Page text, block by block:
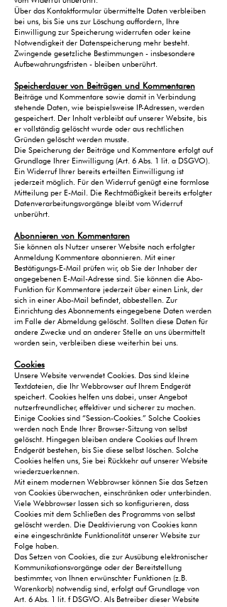
Über das Kontaktformular übermittelte Daten verbleiben
bei uns, bis Sie uns zur Löschung auffordern, Ihre
Einwilligung zur Speicherung widerrufen oder keine
Notwendigkeit der Datenspeicherung mehr besteht.
Zwingende gesetzliche Bestimmungen - insbesondere
Aufbewahrungsfristen - bleiben unberührt.
Speicherdauer von Beiträgen und Kommentaren
Beiträge und Kommentare sowie damit in Verbindung
stehende Daten, wie beispielsweise IP-Adressen, werden
gespeichert. Der Inhalt verbleibt auf unserer Website, bis
er vollständig gelöscht wurde oder aus rechtlichen
Gründen gelöscht werden musste.
Die Speicherung der Beiträge und Kommentare erfolgt auf
Grundlage Ihrer Einwilligung (Art. 6 Abs. 1 lit. a DSGVO).
Ein Widerruf Ihrer bereits erteilten Einwilligung ist
jederzeit möglich. Für den Widerruf genügt eine formlose
Mitteilung per E-Mail. Die Rechtmäßigkeit bereits erfolgter
Datenverarbeitungsvorgänge bleibt vom Widerruf
unberührt.
Abonnieren von Kommentaren
Sie können als Nutzer unserer Website nach erfolgter
Anmeldung Kommentare abonnieren. Mit einer
Bestätigungs-E-Mail prüfen wir, ob Sie der Inhaber der
angegebenen E-Mail-Adresse sind. Sie können die Abo-
Funktion für Kommentare jederzeit über einen Link, der
sich in einer Abo-Mail befindet, abbestellen. Zur
Einrichtung des Abonnements eingegebene Daten werden
im Falle der Abmeldung gelöscht. Sollten diese Daten für
andere Zwecke und an anderer Stelle an uns übermittelt
worden sein, verbleiben diese weiterhin bei uns.
Cookies
Unsere Website verwendet Cookies. Das sind kleine
Textdateien, die Ihr Webbrowser auf Ihrem Endgerät
speichert. Cookies helfen uns dabei, unser Angebot
nutzerfreundlicher, effektiver und sicherer zu machen.
Einige Cookies sind “Session-Cookies.” Solche Cookies
werden nach Ende Ihrer Browser-Sitzung von selbst
gelöscht. Hingegen bleiben andere Cookies auf Ihrem
Endgerät bestehen, bis Sie diese selbst löschen. Solche
Cookies helfen uns, Sie bei Rückkehr auf unserer Website
wiederzuerkennen.
Mit einem modernen Webbrowser können Sie das Setzen
von Cookies überwachen, einschränken oder unterbinden.
Viele Webbrowser lassen sich so konfigurieren, dass
Cookies mit dem Schließen des Programms von selbst
gelöscht werden. Die Deaktivierung von Cookies kann
eine eingeschränkte Funktionalität unserer Website zur
Folge haben.
Das Setzen von Cookies, die zur Ausübung elektronischer
Kommunikationsvorgänge oder der Bereitstellung
bestimmter, von Ihnen erwünschter Funktionen (z.B.
Warenkorb) notwendig sind, erfolgt auf Grundlage von
Art. 6 Abs. 1 lit. f DSGVO. Als Betreiber dieser Website